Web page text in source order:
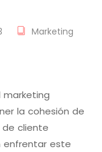
Marketing
la cohesión de
cliente
enfrentar este